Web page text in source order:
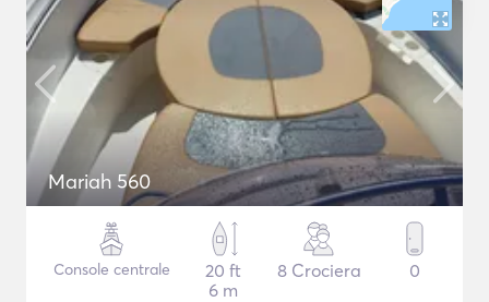
Mariah 560
Console centrale
20 ft
6 m
8 Crociera 0